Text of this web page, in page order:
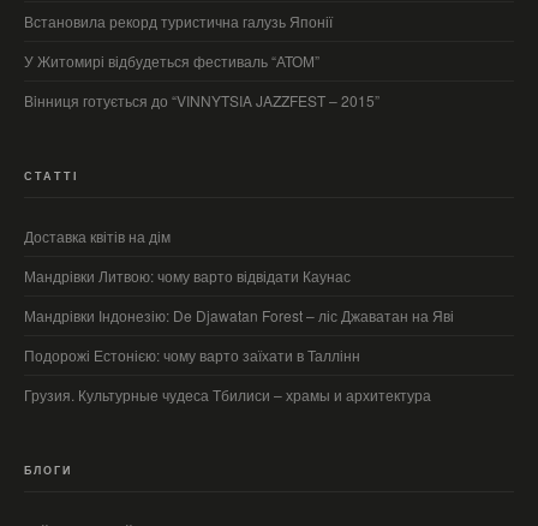
Встановила рекорд туристична галузь Японії
У Житомирі відбудеться фестиваль “АТОМ”
Вiнниця готується до “VINNYTSIA JAZZFEST – 2015”
СТАТТІ
Доставка квітів на дім
Мандрівки Литвою: чому варто відвідати Каунас
Мандрівки Індонезію: De Djawatan Forest – ліс Джаватан на Яві
Подорожі Естонією: чому варто заїхати в Таллінн
Грузия. Культурные чудеса Тбилиси – храмы и архитектура
БЛОГИ